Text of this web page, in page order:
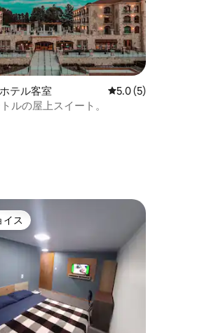
つ星の平均評価
テル客室 レビュー5件、5つ
5.0 (5)
ルの屋上スイート。
イス
イス